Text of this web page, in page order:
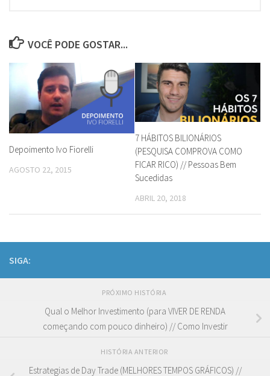
VOCÊ PODE GOSTAR...
Depoimento Ivo Fiorelli
AGOSTO 22, 2015
7 HÁBITOS BILIONÁRIOS
(PESQUISA COMPROVA COMO
FICAR RICO) // Pessoas Bem
Sucedidas
ABRIL 20, 2018
SIGA:
PRÓXIMO HISTÓRIA
Qual o Melhor Investimento (para VIVER DE RENDA
começando com pouco dinheiro) // Como Investir
HISTÓRIA ANTERIOR
Estrategias de Day Trade (MELHORES TEMPOS GRÁFICOS) //